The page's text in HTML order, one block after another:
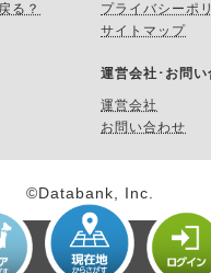
る？
プライバシーポ
サイトマップ
運営会社･お問い
運営会社
お問い合わせ
©Databank, Inc.